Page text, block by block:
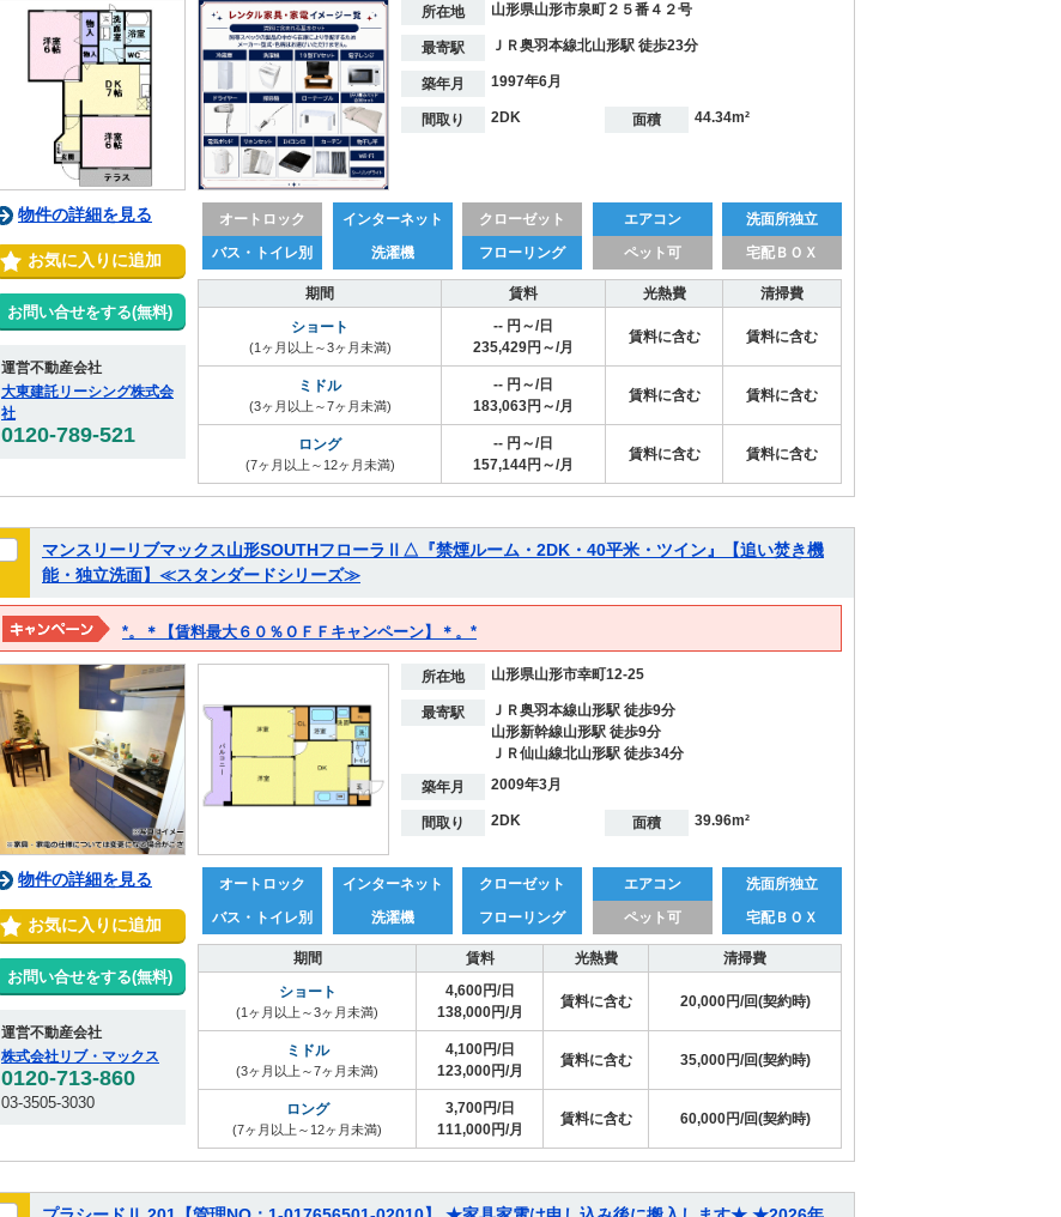
所在地 山形県山形市泉町２５番４２号
最寄駅 ＪＲ奥羽本線北山形駅 徒歩23分
築年月 1997年6月
間取り 2DK 面積 44.34m²
物件の詳細を見る
お気に入りに追加
お問い合せをする(無料)
運営不動産会社
大東建託リーシング株式会
社
0120-789-521
オートロック インターネット クローゼット エアコン
洗面所独立
バス・トイレ別
洗濯機 フローリング ペット可 宅配ＢＯＸ
期間 賃料 光熱費
清掃費
ショート
(1ヶ月以上～3ヶ月未満)
-- 円～/日
235,429円～/月
賃料に含む 賃料に含む
ミドル
(3ヶ月以上～7ヶ月未満)
-- 円～/日
183,063円～/月
賃料に含む 賃料に含む
ロング
(7ヶ月以上～12ヶ月未満)
-- 円～/日
157,144円～/月
賃料に含む 賃料に含む
マンスリーリブマックス山形SOUTHフローラⅡ△『禁煙ルーム・2DK・40平米・ツイン』【追い焚き機
能・独立洗面】≪スタンダードシリーズ≫
*。＊【賃料最大６０％ＯＦＦキャンペーン】＊。*
※２０２７年３月１５日までの期間限定！！
※表示料金は割引後の価格となります。
所在地 山形県山形市幸町12-25
最寄駅
ＪＲ奥羽本線山形駅 徒歩9分
山形新幹線山形駅 徒歩9分
ＪＲ仙山線北山形駅 徒歩34分
築年月
2009年3月
間取り 2DK 面積 39.96m²
物件の詳細を見る
お気に入りに追加
お問い合せをする(無料)
運営不動産会社
株式会社リブ・マックス
0120-713-860
03-3505-3030
オートロック インターネット クローゼット エアコン
洗面所独立
バス・トイレ別
洗濯機 フローリング ペット可 宅配ＢＯＸ
期間 賃料 光熱費
清掃費
ショート
(1ヶ月以上～3ヶ月未満)
4,600円/日
138,000円/月
賃料に含む 20,000円/回(契約時)
ミドル
(3ヶ月以上～7ヶ月未満)
4,100円/日
123,000円/月
賃料に含む 35,000円/回(契約時)
ロング
(7ヶ月以上～12ヶ月未満)
3,700円/日
111,000円/月
賃料に含む 60,000円/回(契約時)